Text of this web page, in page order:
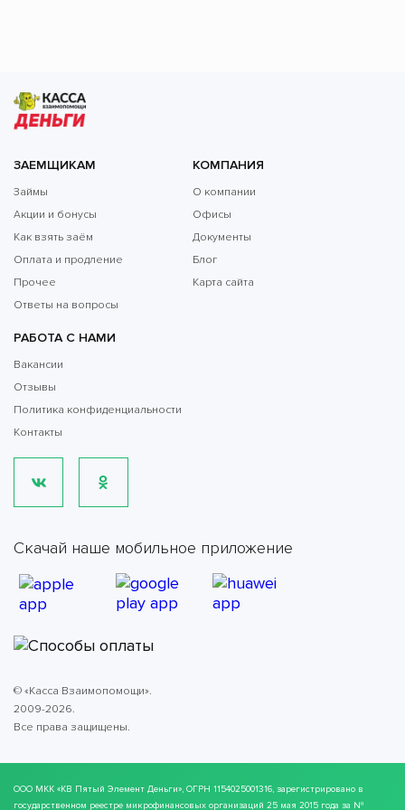
ЗАЕМЩИКАМ
Займы
Акции и бонусы
Как взять заём
Оплата и продление
Прочее
Ответы на вопросы
КОМПАНИЯ
О компании
Офисы
Документы
Блог
Карта сайта
РАБОТА С НАМИ
Вакансии
Отзывы
Политика конфиденциальности
Контакты
Скачай наше мобильное приложение
© «Касса Взаимопомощи».
2009-2026.
Все права защищены.
ООО МКК «КВ Пятый Элемент Деньги», ОГРН 1154025001316, зарегистрировано в
государственном реестре микрофинансовых организаций 25 мая 2015 года за №